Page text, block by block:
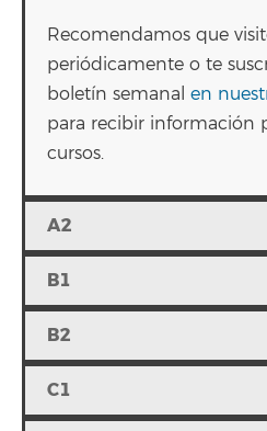
Recomendamos que
periódicamente o te
boletín semanal en
para recibir información
cursos.
A2
B1
B2
C1